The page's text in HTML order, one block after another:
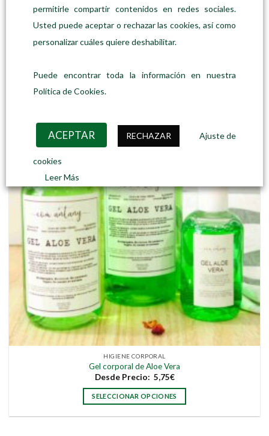
SELECCIONAR OPCIONES
Este
producto
variantes.
pueden
elegir
de
producto
HIGIENE CORPORAL
Gel corporal de Aloe Vera
Desde Precio: 5,75€
SELECCIONAR OPCIONES
permitirle compartir contenidos en redes sociales.
Usted puede aceptar o rechazar las cookies, así como
personalizar cuáles quiere deshabilitar.
Puede encontrar toda la información en nuestra
Política de Cookies.
ACEPTAR RECHAZAR Ajuste de
cookies
Leer Más